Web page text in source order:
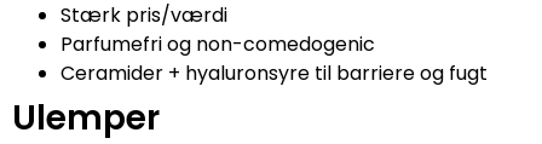
Stærk pris/værdi
Parfumefri og non-comedogenic
Ceramider + hyaluronsyre til barriere og fugt
Ulemper